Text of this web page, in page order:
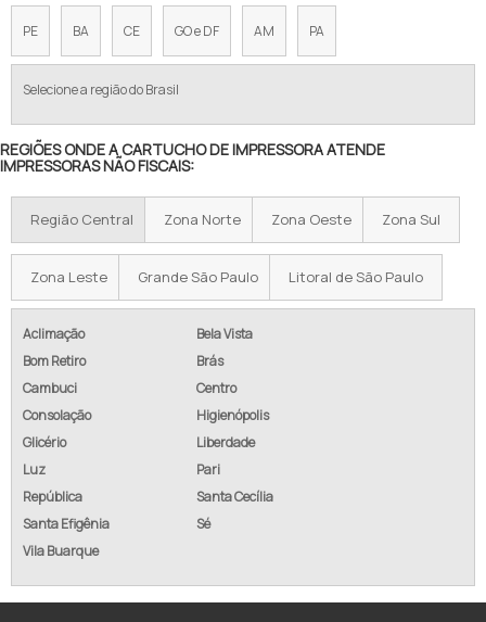
IMPRESSORA DE CUPOM FISCAL BEMATECH
MAQUINA DE IMPRIMIR CUPOM FISCAL
PREÇO IMPRESSORA FISCAL
COMPRAR IMPRESSORA FISCAL
PREÇO IMPRESSORA FISCAL BEMATECH
ONDE COMPRAR IMPRESSORA FISCAL
IMPRESSORA CUSTOM FH 190
IMPRESSORA FISCAL BEMATECH PREÇO
IMPRESSORA FISCAL ST 2500
COMPRAR IMPRESSORA NÃO FISCAL
IMPRESSORA BLUETOOTH 58MM
IMPRESSORA BLUETOOTH 80MM
IMPRESSORA BLUETOOTH PEQUENA
PE BA CE GO e DF AM PA
Selecione a região do Brasil
REGIÕES ONDE A CARTUCHO DE IMPRESSORA ATENDE
IMPRESSORAS NÃO FISCAIS:
Região Central Zona Norte Zona Oeste Zona Sul
Zona Leste Grande São Paulo Litoral de São Paulo
Aclimação
Bela Vista
Bom Retiro
Brás
Cambuci
Centro
Consolação
Higienópolis
Glicério
Liberdade
Luz
Pari
República
Santa Cecília
Santa Efigênia
Sé
Vila Buarque